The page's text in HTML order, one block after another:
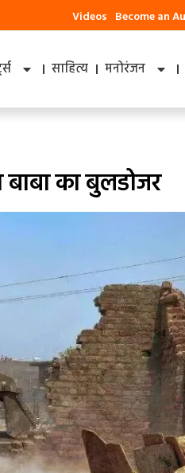
Videos Become an
साहित्य मनोरंजन
का बुलडोजर